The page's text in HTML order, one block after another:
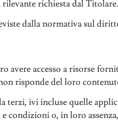
richiesta dal Titolare.
dalla normativa sul
avere accesso a risorse
risponde del loro
terzi, ivi incluse quelle
condizioni o, in loro